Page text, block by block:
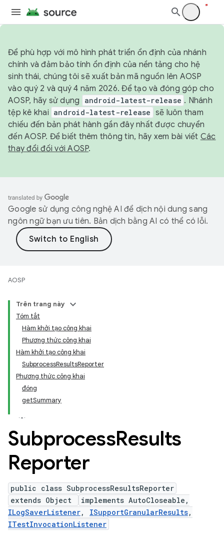
Để phù hợp với mô hình phát triển ổn định của nhánh
chính và đảm bảo tính ổn định của nền tảng cho hệ
sinh thái, chúng tôi sẽ xuất bản mã nguồn lên AOSP
vào quý 2 và quý 4 năm 2026. Để tạo và đóng góp cho
AOSP, hãy sử dụng
android-latest-release . Nhánh
tệp kê khai android-latest-release sẽ luôn tham
chiếu đến bản phát hành gần đây nhất được chuyển
đến AOSP. Để biết thêm thông tin, hãy xem bài viết Các
thay đổi đối với AOSP.
Google sử dụng công nghệ AI để dịch nội dung sang
ngôn ngữ bạn ưu tiên. Bản dịch bằng AI có thể có lỗi.
AOSP
Trên trang này
Tóm tắt
Hàm khởi tạo công khai
Phương thức công khai
Hàm khởi tạo công khai
SubprocessResultsReporter
Phương thức công khai
đóng
getSummary
SubprocessResults
Reporter
public class SubprocessResultsReporter
extends Object
implements AutoCloseable,
ILogSaverListener, ISupportGranularResults,
ITestInvocationListener